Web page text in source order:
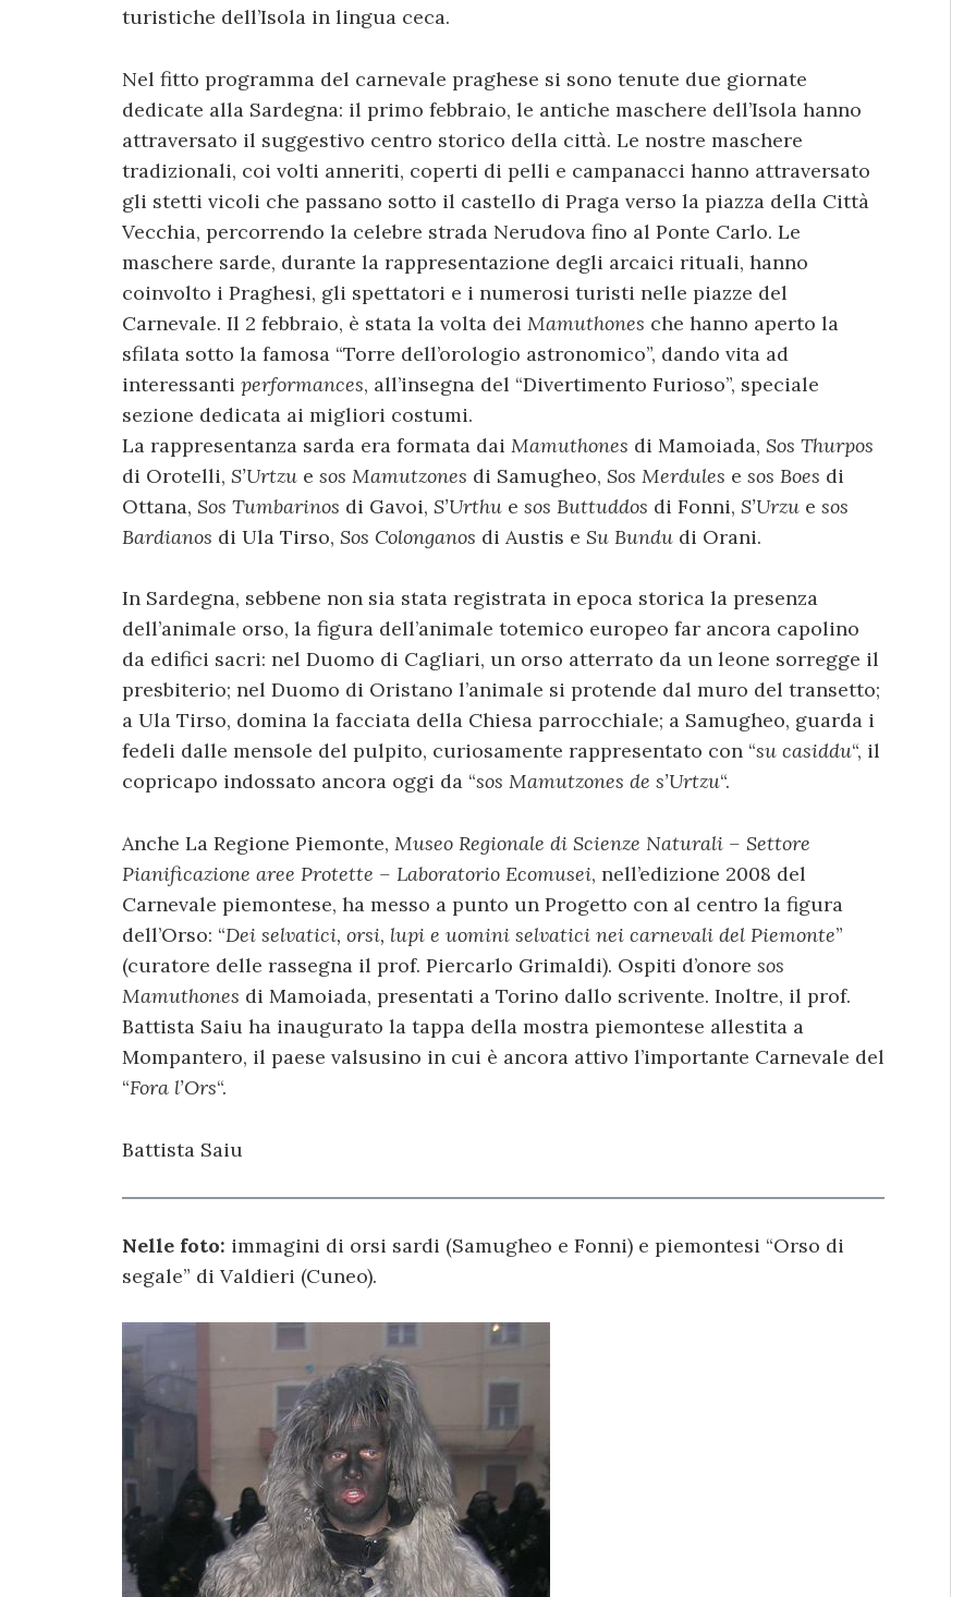
turistiche dell’Isola in lingua ceca.
Nel fitto programma del carnevale praghese si sono tenute due giornate
dedicate alla Sardegna: il primo febbraio, le antiche maschere dell’Isola hanno
attraversato il suggestivo centro storico della città. Le nostre maschere
tradizionali, coi volti anneriti, coperti di pelli e campanacci hanno attraversato
gli stetti vicoli che passano sotto il castello di Praga verso la piazza della Città
Vecchia, percorrendo la celebre strada Nerudova fino al Ponte Carlo. Le
maschere sarde, durante la rappresentazione degli arcaici rituali, hanno
coinvolto i Praghesi, gli spettatori e i numerosi turisti nelle piazze del
Carnevale. Il 2 febbraio, è stata la volta dei Mamuthones che hanno aperto la
sfilata sotto la famosa “Torre dell’orologio astronomico”, dando vita ad
interessanti performances, all’insegna del “Divertimento Furioso”, speciale
sezione dedicata ai migliori costumi.
La rappresentanza sarda era formata dai Mamuthones di Mamoiada, Sos Thurpos
di Orotelli, S’Urtzu e sos Mamutzones di Samugheo, Sos Merdules e sos Boes di
Ottana, Sos Tumbarinos di Gavoi, S’Urthu e sos Buttuddos di Fonni, S’Urzu e sos
Bardianos di Ula Tirso, Sos Colonganos di Austis e Su Bundu di Orani.
In Sardegna, sebbene non sia stata registrata in epoca storica la presenza
dell’animale orso, la figura dell’animale totemico europeo far ancora capolino
da edifici sacri: nel Duomo di Cagliari, un orso atterrato da un leone sorregge il
presbiterio; nel Duomo di Oristano l’animale si protende dal muro del transetto;
a Ula Tirso, domina la facciata della Chiesa parrocchiale; a Samugheo, guarda i
fedeli dalle mensole del pulpito, curiosamente rappresentato con “su casiddu“, il
copricapo indossato ancora oggi da “sos Mamutzones de s’Urtzu“.
Anche La Regione Piemonte, Museo Regionale di Scienze Naturali – Settore
Pianificazione aree Protette – Laboratorio Ecomusei, nell’edizione 2008 del
Carnevale piemontese, ha messo a punto un Progetto con al centro la figura
dell’Orso: “Dei selvatici, orsi, lupi e uomini selvatici nei carnevali del Piemonte”
(curatore delle rassegna il prof. Piercarlo Grimaldi). Ospiti d’onore sos
Mamuthones di Mamoiada, presentati a Torino dallo scrivente. Inoltre, il prof.
Battista Saiu ha inaugurato la tappa della mostra piemontese allestita a
Mompantero, il paese valsusino in cui è ancora attivo l’importante Carnevale del
“Fora l’Ors“.
Battista Saiu
Nelle foto: immagini di orsi sardi (Samugheo e Fonni) e piemontesi “Orso di
segale” di Valdieri (Cuneo).